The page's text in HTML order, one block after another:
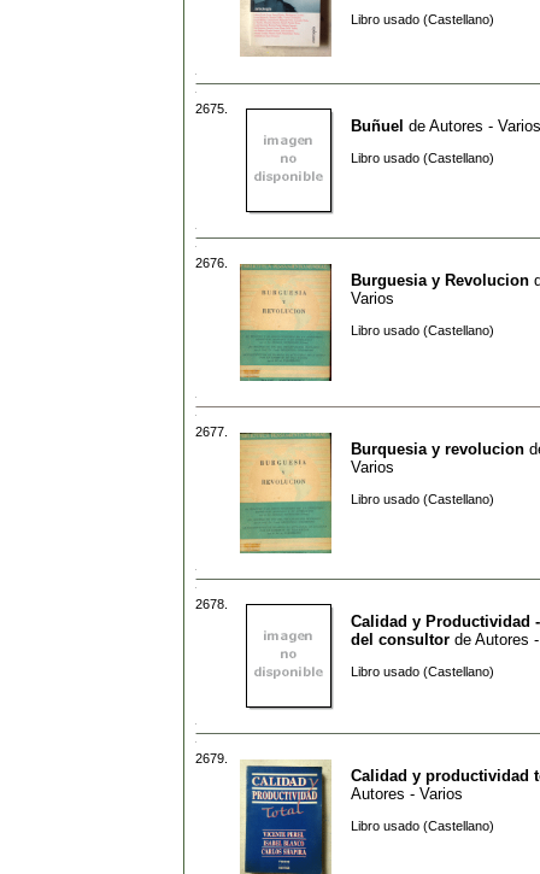
Libro usado (Castellano)
2675.
Buñuel de Autores - Varios
Libro usado (Castellano)
2676.
Burguesia y Revolucion
Varios
Libro usado (Castellano)
2677.
Burquesia y revolucion
Varios
Libro usado (Castellano)
2678.
Calidad y Productividad
del consultor de Autores
Libro usado (Castellano)
2679.
Calidad y productividad
Autores - Varios
Libro usado (Castellano)